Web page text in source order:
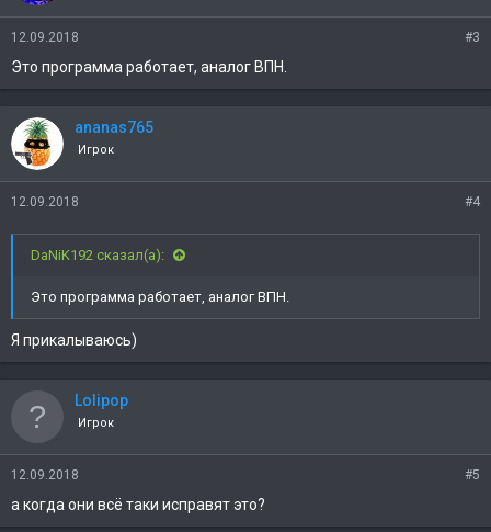
и
:
12.09.2018 #3
Это программа работает, аналог ВПН.
ananas765
Игрок
12.09.2018 #4
DaNiK192 сказал(а):
Это программа работает, аналог ВПН.
Я прикалываюсь)
Lolipop
Игрок
12.09.2018 #5
а когда они всё таки исправят это?